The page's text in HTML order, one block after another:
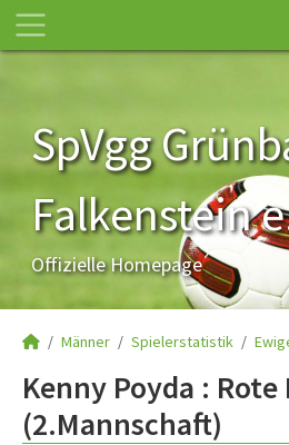
SpVgg
Falkenstein
Offizielle Homepage
Männer Spielerstatistik
Kenny Poyda :
(2.Mannschaft)